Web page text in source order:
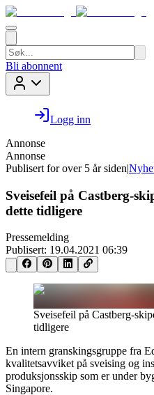
Bli abonnent
Logg inn
Annonse
Annonse
Publisert for over 5 år siden|
Sveisefeil på Castberg-
dette tidligere
Pressemelding
Publisert: 19.04.2021 06:39
Sveisefeil på Castberg-
tidligere
En intern granskingsgruppe fra
kvalitetsavviket på sveising og
produksjonsskip som er under
Singapore.